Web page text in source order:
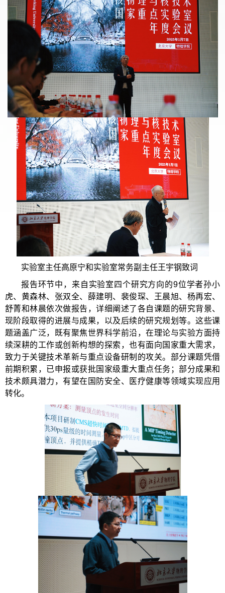
实验室主任高原宁和实验室常务副主任王宇钢致词
报告环节中，来自实验室四个研究方向的9位学者孙小
虎、黄森林、张双全、薛建明、裴俊琛、王晨旭、杨再宏、
舒菁和林晨依次做报告，详细阐述了各自课题的研究背景、
现阶段取得的进展与成果，以及后续的研究规划等。这些课
题涵盖广泛，既有聚焦世界科学前沿，在理论与实验方面持
续深耕的工作或创新构想的探索，也有面向国家重大需求，
致力于关键技术革新与重点设备研制的攻关。部分课题凭借
前期积累，已申报或获批国家级重大重点任务；部分成果和
技术颇具潜力，有望在国防安全、医疗健康等领域实现应用
转化。